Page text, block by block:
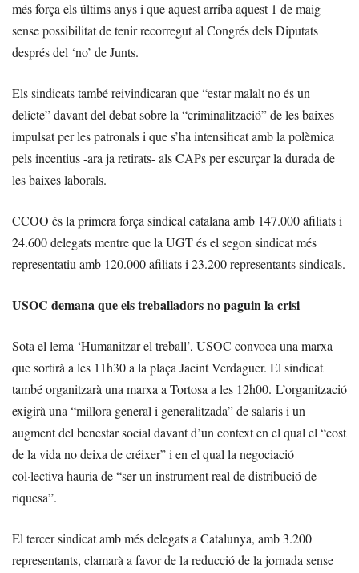
més força els últims anys i que aquest arriba aquest 1 de maig
sense possibilitat de tenir recorregut al Congrés dels Diputats
després del ‘no’ de Junts.
Els sindicats també reivindicaran que “estar malalt no és un
delicte” davant del debat sobre la “criminalització” de les baixes
impulsat per les patronals i que s’ha intensificat amb la polèmica
pels incentius -ara ja retirats- als CAPs per escurçar la durada de
les baixes laborals.
CCOO és la primera força sindical catalana amb 147.000 afiliats i
24.600 delegats mentre que la UGT és el segon sindicat més
representatiu amb 120.000 afiliats i 23.200 representants sindicals.
USOC demana que els treballadors no paguin la crisi
Sota el lema ‘Humanitzar el treball’, USOC convoca una marxa
que sortirà a les 11h30 a la plaça Jacint Verdaguer. El sindicat
també organitzarà una marxa a Tortosa a les 12h00. L’organització
exigirà una “millora general i generalitzada” de salaris i un
augment del benestar social davant d’un context en el qual el “cost
de la vida no deixa de créixer” i en el qual la negociació
col·lectiva hauria de “ser un instrument real de distribució de
riquesa”.
El tercer sindicat amb més delegats a Catalunya, amb 3.200
representants, clamarà a favor de la reducció de la jornada sense